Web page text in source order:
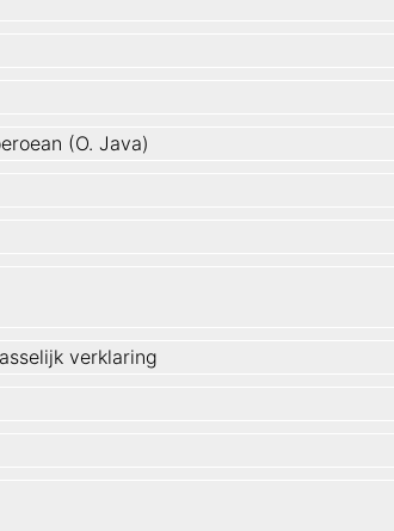
(O. Java)
verklaring